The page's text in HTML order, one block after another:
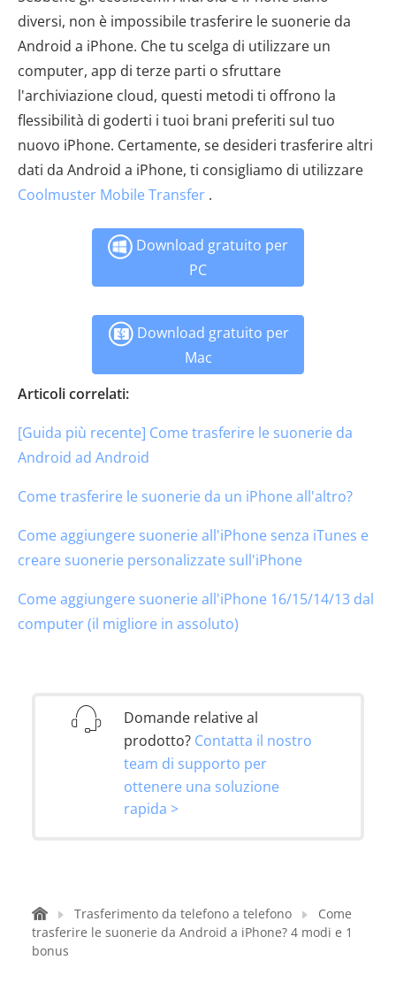
diversi, non è impossibile trasferire le suonerie da
Android a iPhone. Che tu scelga di utilizzare un
computer, app di terze parti o sfruttare
l'archiviazione cloud, questi metodi ti offrono la
flessibilità di goderti i tuoi brani preferiti sul tuo
nuovo iPhone. Certamente, se desideri trasferire altri
dati da Android a iPhone, ti consigliamo di utilizzare
Coolmuster Mobile Transfer .
Download gratuito per
PC
Download gratuito per
Mac
Articoli correlati:
[Guida più recente] Come trasferire le suonerie da
Android ad Android
Come trasferire le suonerie da un iPhone all'altro?
Come aggiungere suonerie all'iPhone senza iTunes e
creare suonerie personalizzate sull'iPhone
Come aggiungere suonerie all'iPhone 16/15/14/13 dal
computer (il migliore in assoluto)
Domande relative al
prodotto? Contatta il nostro
team di supporto per
ottenere una soluzione
rapida >
Trasferimento da telefono a telefono
Come
trasferire le suonerie da Android a iPhone? 4 modi e 1
bonus